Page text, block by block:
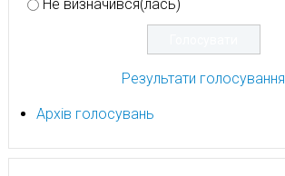
Не визначився(лась)
Результати голосування
Архів голосувань